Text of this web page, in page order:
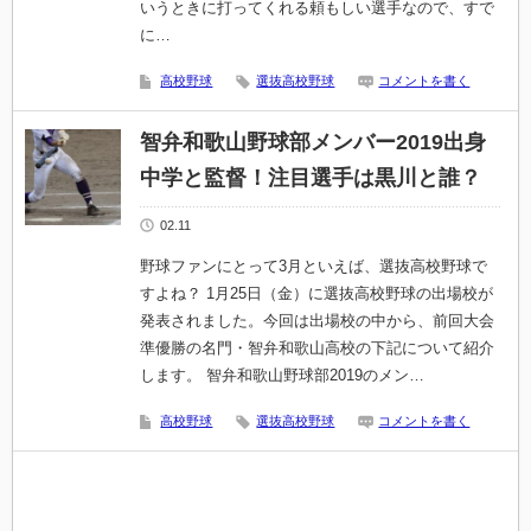
いうときに打ってくれる頼もしい選手なので、すで
に…
高校野球 選抜高校野球 コメントを書く
智弁和歌山野球部メンバー2019出身
中学と監督！注目選手は黒川と誰？
02.11
野球ファンにとって3月といえば、選抜高校野球で
すよね？ 1月25日（金）に選抜高校野球の出場校が
発表されました。今回は出場校の中から、前回大会
準優勝の名門・智弁和歌山高校の下記について紹介
します。 智弁和歌山野球部2019のメン…
高校野球 選抜高校野球 コメントを書く